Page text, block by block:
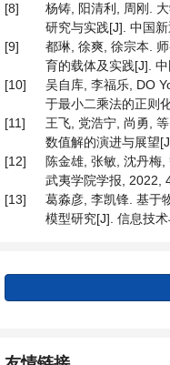
[8]
杨铸, 阳清利, 周刚.
研究与实践[J]. 中国
[9]
都琳, 徐爽, 徐宗本.
育的载体及实践[J].
[10]
吴自库, 李福乐, DO
于最小二乘法的正则
[11]
王飞, 党浩宁, 尚勇,
数值解的演进与展望
[12]
陈金雄, 张敏, 沈丹梅,
武夷学院学报, 2022,
[13]
葛淼彦, 李凯锋. 基于
模型研究[J]. 信息技